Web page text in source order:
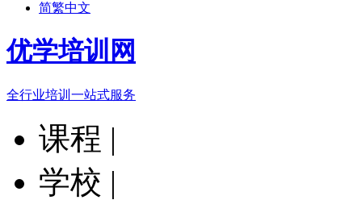
简繁中文
优学培训网
全行业培训一站式服务
课程 |
学校 |